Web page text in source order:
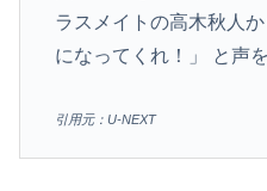
ラスメイトの高木秋人
になってくれ！」 と声
引用元：U-NEXT